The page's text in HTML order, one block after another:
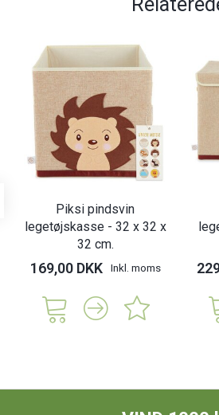
Piksi pindsvin
legetøjskasse - 32 x 32 x
32 cm.
169,00 DKK Inkl. moms